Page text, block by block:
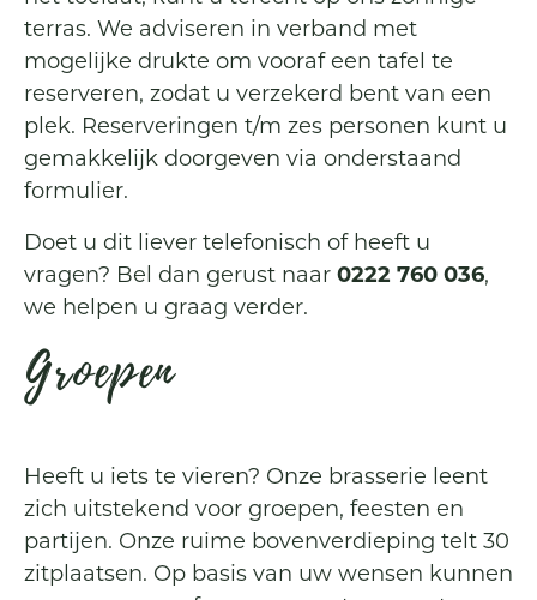
terras. We adviseren in verband met
mogelijke drukte om vooraf een tafel te
reserveren, zodat u verzekerd bent van een
plek. Reserveringen t/m zes personen kunt u
gemakkelijk doorgeven via onderstaand
formulier.
Doet u dit liever telefonisch of heeft u
vragen? Bel dan gerust naar 0222 760 036,
we helpen u graag verder.
Groepen
Heeft u iets te vieren? Onze brasserie leent
zich uitstekend voor groepen, feesten en
partijen. Onze ruime bovenverdieping telt 30
zitplaatsen. Op basis van uw wensen kunnen